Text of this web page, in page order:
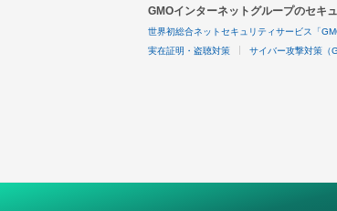
GMOインターネットグループのセキ
世界初総合ネットセキュリティサービス「
実在証明・盗聴対策 サイバー攻撃対策（